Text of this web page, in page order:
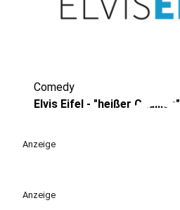
play_circle
Comedy
Elvis Eifel - "heißer Cadillac"
Anzeige
Anzeige